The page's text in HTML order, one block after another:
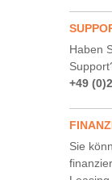
Haben
+49
Sie